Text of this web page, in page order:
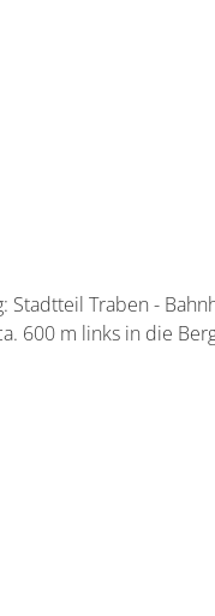
Traben -
600 m links in die